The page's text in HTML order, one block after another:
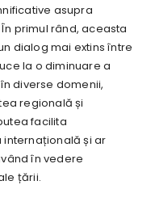
asupra
primul rând, aceasta
dialog mai extins între
la o diminuare a
diverse domenii,
regională și
facilita
și ar
în vedere
țării.